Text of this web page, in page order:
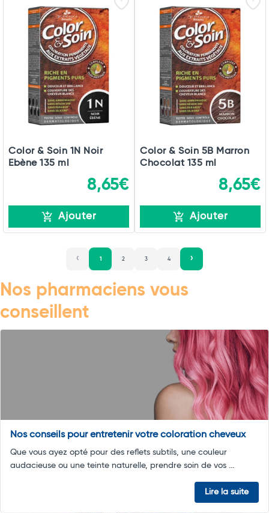
Color & Soin 1N Noir
Ebène 135 ml
8,65€
Ajouter
Color & Soin 5B Marron
Chocolat 135 ml
8,65€
Ajouter
1 2 3 4
Nos pharmaciens vous
conseillent
Nos conseils pour entretenir votre coloration cheveux
Que vous ayez opté pour des reflets subtils, une couleur
audacieuse ou une teinte naturelle, prendre soin de vos ...
Lire la suite